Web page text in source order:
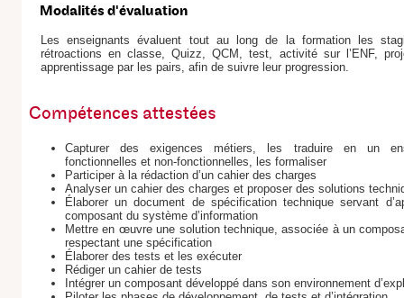
Modalités d'évaluation
Les enseignants évaluent tout au long de la formation les
rétroactions en classe, Quizz, QCM, test, activité sur l’ENF,
apprentissage par les pairs, afin de suivre leur progression.
Compétences attestées
Capturer des exigences métiers, les traduire en un
fonctionnelles et non-fonctionnelles, les formaliser
Participer à la rédaction d’un cahier des charges
Analyser un cahier des charges et proposer des solutions
Élaborer un document de spécification technique servant
composant du système d’information
Mettre en œuvre une solution technique, associée à un
respectant une spécification
Élaborer des tests et les exécuter
Rédiger un cahier de tests
Intégrer un composant développé dans son environnement